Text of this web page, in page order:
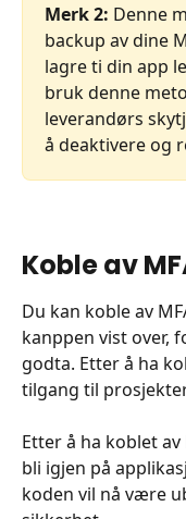
Merk 2: Denne
backup av dine
lagre ti din app
bruk denne
leverandørs
å deaktivere og
Koble av
Du kan koble av
kanppen vist over,
godta. Etter å ha
tilgang til
Etter å ha koblet
bli igjen på
koden vil nå være